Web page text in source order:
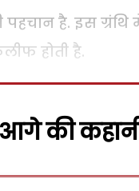
पहचान है. इस
होती है.
आगे की